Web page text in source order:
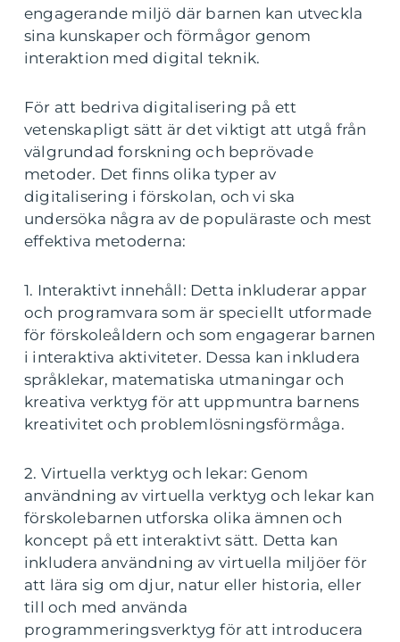
engagerande miljö där barnen kan utveckla
sina kunskaper och förmågor genom
interaktion med digital teknik.
För att bedriva digitalisering på ett
vetenskapligt sätt är det viktigt att utgå från
välgrundad forskning och beprövade
metoder. Det finns olika typer av
digitalisering i förskolan, och vi ska
undersöka några av de populäraste och mest
effektiva metoderna:
1. Interaktivt innehåll: Detta inkluderar appar
och programvara som är speciellt utformade
för förskoleåldern och som engagerar barnen
i interaktiva aktiviteter. Dessa kan inkludera
språklekar, matematiska utmaningar och
kreativa verktyg för att uppmuntra barnens
kreativitet och problemlösningsförmåga.
2. Virtuella verktyg och lekar: Genom
användning av virtuella verktyg och lekar kan
förskolebarnen utforska olika ämnen och
koncept på ett interaktivt sätt. Detta kan
inkludera användning av virtuella miljöer för
att lära sig om djur, natur eller historia, eller
till och med använda
programmeringsverktyg för att introducera